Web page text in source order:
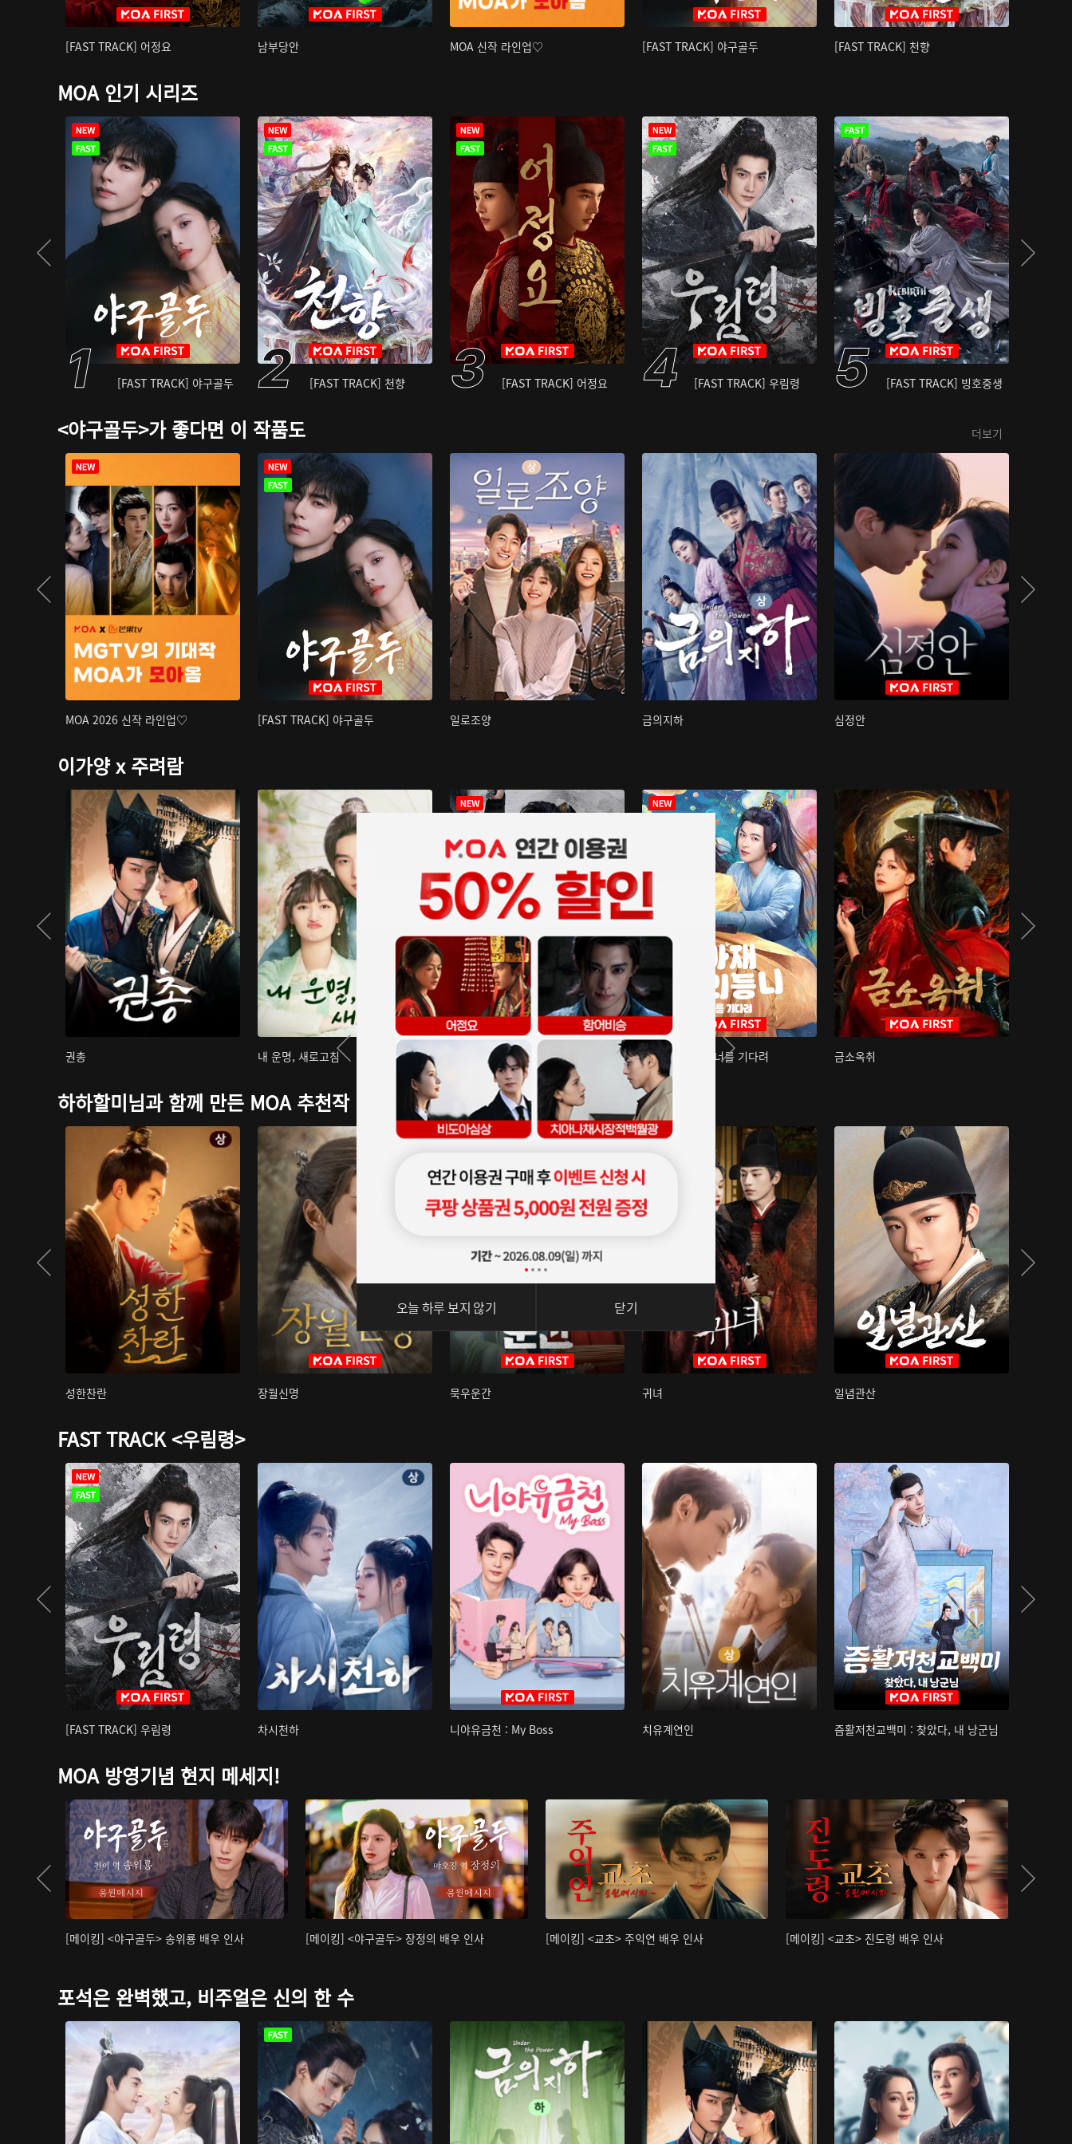
[FAST TRACK] 어정요 남부당안 MOA 신작 라인업♡ [FAST TRACK] 야구골두 [FAST TRACK] 천향
MOA 인기 시리즈
[FAST TRACK] 야구골두 [FAST TRACK] 천향 [FAST TRACK] 어정요 [FAST TRACK] 우림령 [FAST TRACK] 빙호중생
<야구골두>가 좋다면 이 작품도 더보기
MOA 2026 신작 라인업♡ [FAST TRACK] 야구골두 일로조양 금의지하 심정안
이가양 x 주려람
권총 내 운명, 새로고침 아재저리등니 : 너를 기다려 금소옥취
하하할미님과 함께 만든 MOA 추천작
성한찬란 장월신명 묵우운간 귀녀 일념관산
FAST TRACK <우림령>
[FAST TRACK] 우림령 차시천하 니야유금천 : My Boss 치유계연인 즘활저천교백미 : 찾았다, 내 낭군님
MOA 방영기념 현지 메세지!
[메이킹] <야구골두> 송위룡 배우 인사 [메이킹] <야구골두> 장정의 배우 인사 [메이킹] <교초> 주익연 배우 인사 [메이킹] <교초> 진도령 배우 인사
포석은 완벽했고, 비주얼은 신의 한 수
오늘 하루 보지 않기 닫기